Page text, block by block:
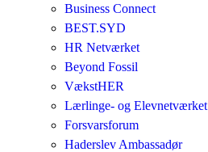
Business Connect
BEST.SYD
HR Netværket
Beyond Fossil
VækstHER
Lærlinge- og Elevnetværket
Forsvarsforum
Haderslev Ambassadør